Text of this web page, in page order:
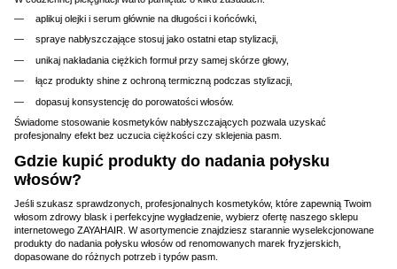
aplikuj olejki i serum głównie na długości i końcówki,
spraye nabłyszczające stosuj jako ostatni etap stylizacji,
unikaj nakładania ciężkich formuł przy samej skórze głowy,
łącz produkty shine z ochroną termiczną podczas stylizacji,
dopasuj konsystencję do porowatości włosów.
Świadome stosowanie kosmetyków nabłyszczających pozwala uzyskać
profesjonalny efekt bez uczucia ciężkości czy sklejenia pasm.
Gdzie kupić produkty do nadania połysku
włosów?
Jeśli szukasz sprawdzonych, profesjonalnych kosmetyków, które zapewnią Twoim
włosom zdrowy blask i perfekcyjne wygładzenie, wybierz ofertę naszego sklepu
internetowego ZAYAHAIR. W asortymencie znajdziesz starannie wyselekcjonowane
produkty do nadania połysku włosów od renomowanych marek fryzjerskich,
dopasowane do różnych potrzeb i typów pasm.